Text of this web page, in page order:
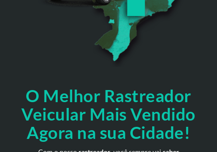
O Melhor Rastreador
Veicular Mais Vendido
Agora na sua Cidade!